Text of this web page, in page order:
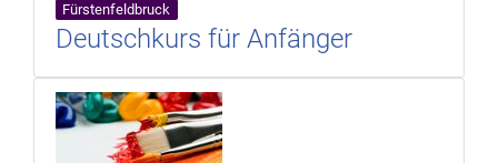
Fürstenfeldbruck
Deutschkurs für Anfänger